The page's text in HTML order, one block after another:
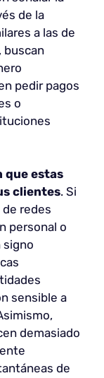
de la
a las de
buscan
pedir pagos
o
que estas
clientes. Si
redes
personal o
signo
sensible a
demasiado
de